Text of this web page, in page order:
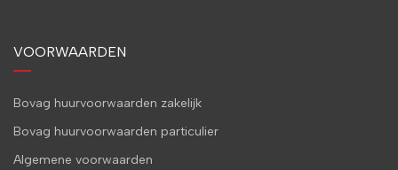
VOORWAARDEN
Bovag huurvoorwaarden zakelijk
Bovag huurvoorwaarden particulier
Algemene voorwaarden